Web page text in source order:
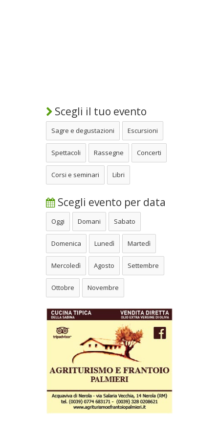
Scegli il tuo evento
Sagre e degustazioni Escursioni
Spettacoli Rassegne Concerti
Corsi e seminari Libri
Scegli evento per data
Oggi Domani Sabato
Domenica Lunedì Martedì
Mercoledì Agosto Settembre
Ottobre Novembre